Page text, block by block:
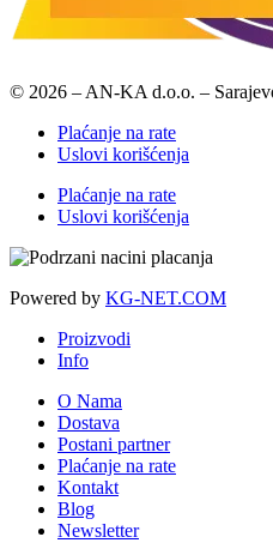
© 2026 – AN-KA d.o.o. –
Plaćanje na rate
Uslovi korišćenja
Plaćanje na rate
Uslovi korišćenja
Powered by KG-NET.COM
Proizvodi
Info
O Nama
Dostava
Postani partner
Plaćanje na rate
Kontakt
Blog
Newsletter